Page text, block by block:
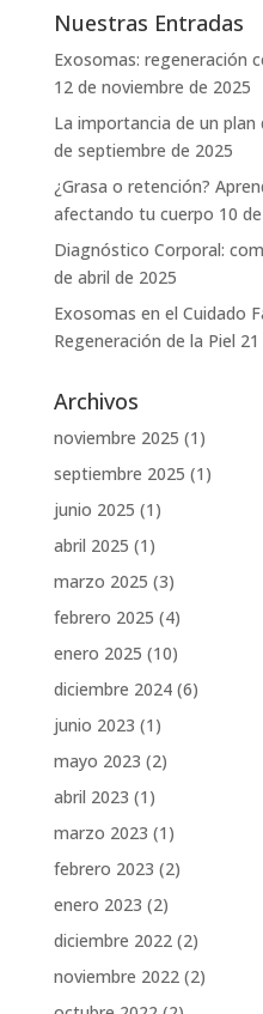
Nuestras Entradas
Exosomas: regeneración
12 de noviembre de 2025
La importancia de un
de septiembre de 2025
¿Grasa o retención?
afectando tu cuerpo 10
Diagnóstico Corporal:
de abril de 2025
Exosomas en el Cuidado
Regeneración de la Piel
Archivos
noviembre 2025 (1)
septiembre 2025 (1)
junio 2025 (1)
abril 2025 (1)
marzo 2025 (3)
febrero 2025 (4)
enero 2025 (10)
diciembre 2024(6)
junio 2023 (1)
mayo 2023 (2)
abril 2023 (1)
marzo 2023 (1)
febrero 2023 (2)
enero 2023 (2)
diciembre 2022(2)
noviembre 2022(2)